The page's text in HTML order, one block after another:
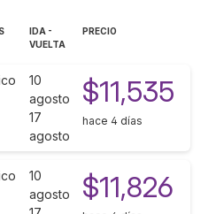
IDA -
VUELTA
PRECIO
10
agosto
17
agosto
$11,535
hace 4 días
10
agosto
$11,826